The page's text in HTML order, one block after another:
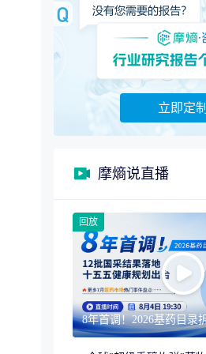
立即定制
摩熵说直播
回放